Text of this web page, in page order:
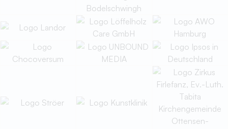
Wir, das Bündnis der„PATRONS OFWELCOMING OUT“
sind der Überzeugung, dass ein respektvolles Miteinander
bei gleichzeitiger Wertschätzung von Vielfalt einen Gewinn
für alle Mitglieder einer Gesellschaft bedeutet. Da die
Identität einen Menschen vollumfänglich ausmacht, findet
sich diese Vielfalt nicht nur im Privat-, sondern auch im
Berufsleben wieder. Ein bedeutsamer Faktor für
respektvolles Miteinander ist daher auch die Anerkennung
geschlechtlicher und sexueller Vielfalt in allen Bereichen